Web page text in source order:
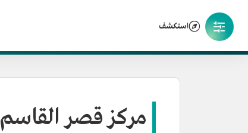
استكشف
مركز قصر القاسم